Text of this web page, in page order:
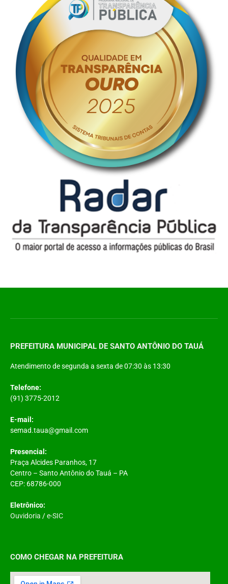
PREFEITURA MUNICIPAL DE SANTO ANTÔNIO DO TAUÁ
Atendimento de segunda a sexta de 07:30 às 13:30
Telefone:
(91) 3775-2012
E-mail:
semad.taua@gmail.com
Presencial:
Praça Alcides Paranhos, 17
Centro – Santo Antônio do Tauá – PA
CEP: 68786-000
Eletrônico:
Ouvidoria /e-SIC
COMO CHEGAR NA PREFEITURA